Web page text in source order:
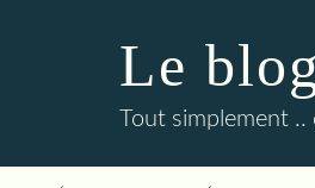
Le
Tout simplement